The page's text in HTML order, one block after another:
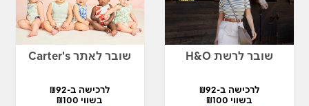
שובר לרשת H&O
לרכישה ב-₪92
בשווי ₪100
שובר לאתר Carter's
לרכישה ב-₪92
בשווי ₪100